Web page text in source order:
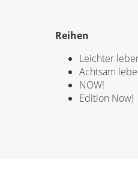
Reihen
Leichter
Achtsam
NOW!
Edition Now!